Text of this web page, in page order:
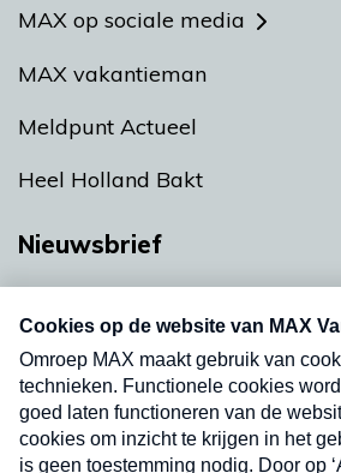
MAX op sociale media
MAX vakantieman
Meldpunt Actueel
Heel Holland Bakt
Nieuwsbrief
nieuwsbrief. Elke vrijdag- en
uw mailbox.